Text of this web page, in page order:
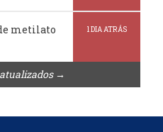
metilato
1 DIA ATRÁS
→